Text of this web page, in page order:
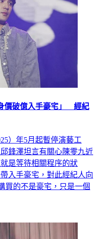
價破億入手豪宅」 經紀
）年5月起暫停演藝工
鋒澤坦言有關心陳零九近
是等待相關程序的狀
入手豪宅，對此經紀人向
買的不是豪宅，只是一個